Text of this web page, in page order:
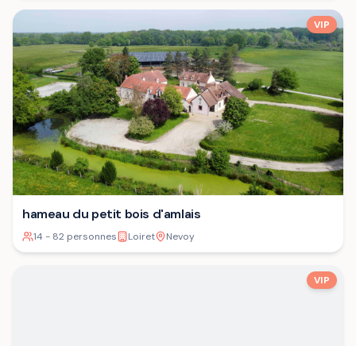
VIP
hameau du petit bois d'amlais
14 - 82 personnes Loiret Nevoy
VIP